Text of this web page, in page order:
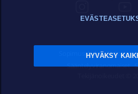
Sopimusehdot Tietosuoja
Sääntelyviranomaiset
HYVÄKSY